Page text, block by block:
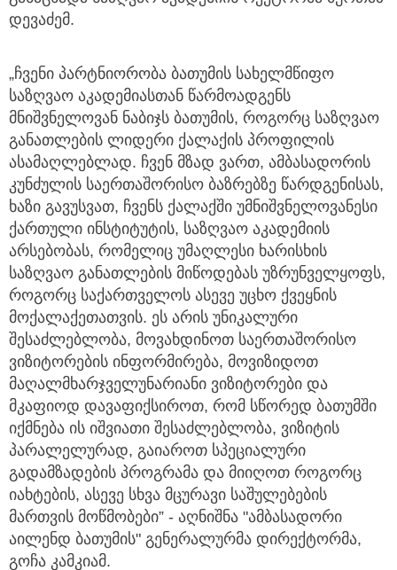
დევაძემ.
„ჩვენი პარტნიორობა ბათუმის სახელმწიფო
საზღვაო აკადემიასთან წარმოადგენს
მნიშვნელოვან ნაბიჯს ბათუმის, როგორც საზღვაო
განათლების ლიდერი ქალაქის პროფილის
ასამაღლებლად. ჩვენ მზად ვართ, ამბასადორის
კუნძულის საერთაშორისო ბაზრებზე წარდგენისას,
ხაზი გავუსვათ, ჩვენს ქალაქში უმნიშვნელოვანესი
ქართული ინსტიტუტის, საზღვაო აკადემიის
არსებობას, რომელიც უმაღლესი ხარისხის
საზღვაო განათლების მიწოდებას უზრუნველყოფს,
როგორც საქართველოს ასევე უცხო ქვეყნის
მოქალაქეთათვის. ეს არის უნიკალური
შესაძლებლობა, მოვახდინოთ საერთაშორისო
ვიზიტორების ინფორმირება, მოვიზიდოთ
მაღალმხარჯველუნარიანი ვიზიტორები და
მკაფიოდ დავაფიქსიროთ, რომ სწორედ ბათუმში
იქმნება ის იშვიათი შესაძლებლობა, ვიზიტის
პარალელურად, გაიაროთ სპეციალური
გადამზადების პროგრამა და მიიღოთ როგორც
იახტების, ასევე სხვა მცურავი საშულებების
მართვის მოწმობები” - აღნიშნა "ამბასადორი
აილენდ ბათუმის" გენერალურმა დირექტორმა,
გოჩა კამკიამ.